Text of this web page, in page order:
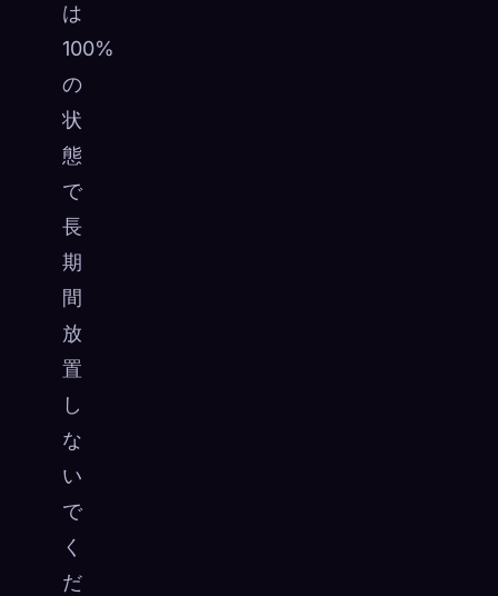
は
100%
の
状
態
で
長
期
間
放
置
し
な
い
で
く
だ